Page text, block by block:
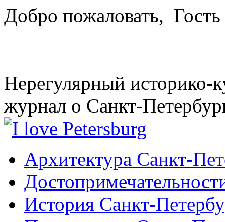
Добро пожаловать, Гость
Нерегулярный историко-
журнал о Санкт-
Архитектура Санкт-
История Санкт-